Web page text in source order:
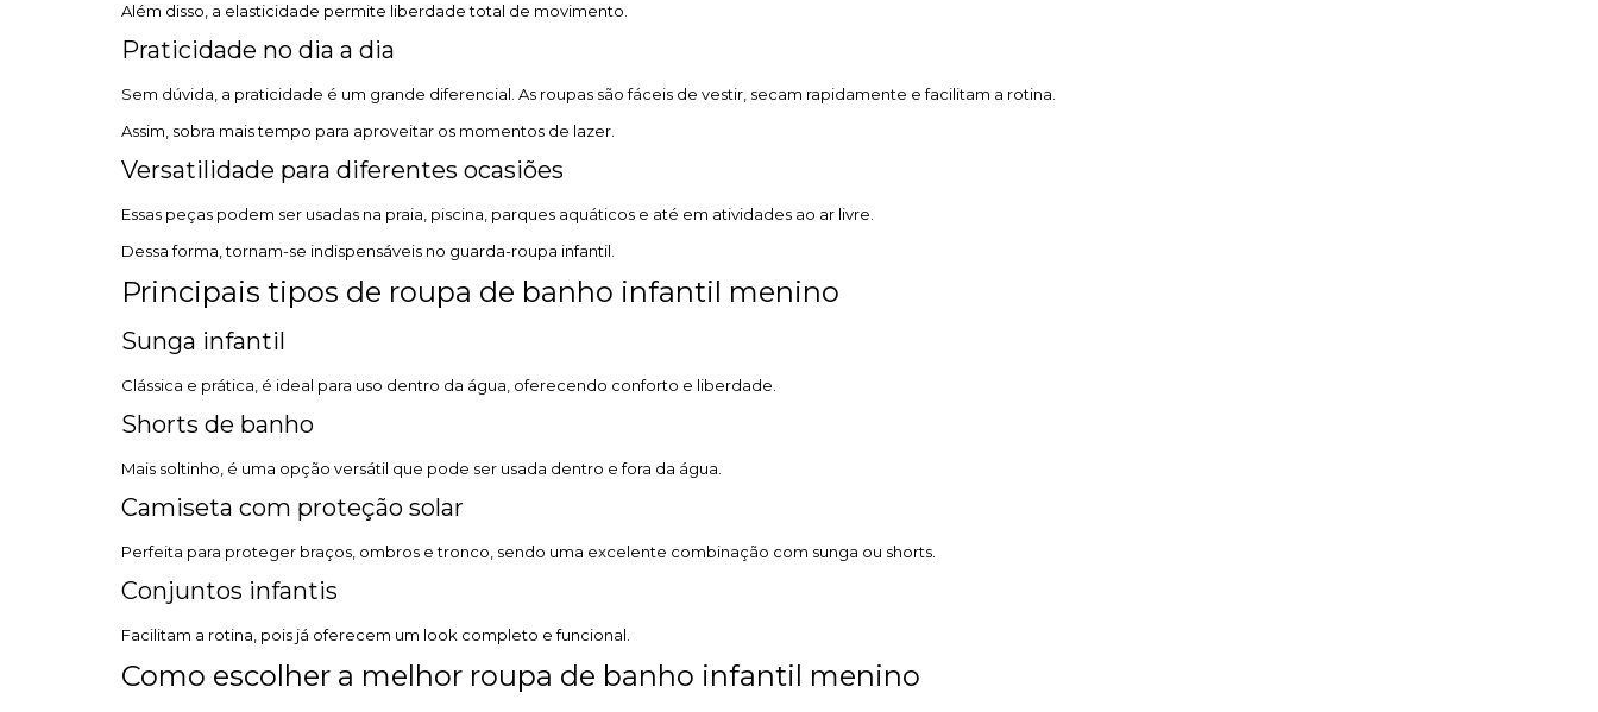
Além disso, a elasticidade permite liberdade total de movimento.
Praticidade no dia a dia
Sem dúvida, a praticidade é um grande diferencial. As roupas são fáceis de vestir, secam rapidamente e facilitam a rotina.
Assim, sobra mais tempo para aproveitar os momentos de lazer.
Versatilidade para diferentes ocasiões
Essas peças podem ser usadas na praia, piscina, parques aquáticos e até em atividades ao ar livre.
Dessa forma, tornam-se indispensáveis no guarda-roupa infantil.
Principais tipos de roupa de banho infantil menino
Sunga infantil
Clássica e prática, é ideal para uso dentro da água, oferecendo conforto e liberdade.
Shorts de banho
Mais soltinho, é uma opção versátil que pode ser usada dentro e fora da água.
Camiseta com proteção solar
Perfeita para proteger braços, ombros e tronco, sendo uma excelente combinação com sunga ou shorts.
Conjuntos infantis
Facilitam a rotina, pois já oferecem um look completo e funcional.
Como escolher a melhor roupa de banho infantil menino